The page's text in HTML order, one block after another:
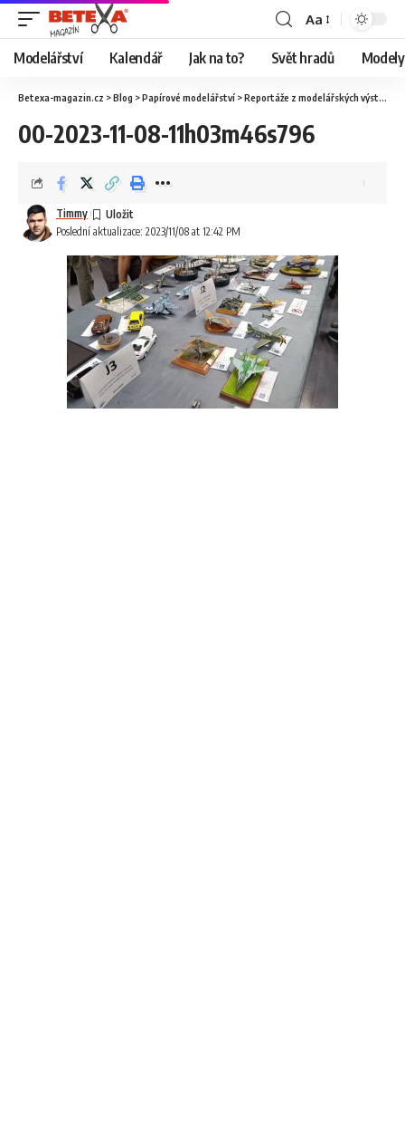
Aa
Modelářství Kalendář Jak na to? Svět hradů
Betexa-magazin.cz >Blog >Papírové modelářství >Reportáže z modelářských výstav
00-2023-11-08-11h03m46s796
Poslední aktualizace: 2023/11/08 at 12:42 PM
Timmy